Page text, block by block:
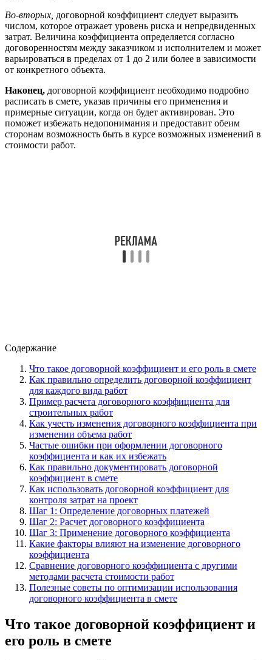
Во-вторых, договорной коэффициент следует выразить
числом, которое отражает уровень риска и непредвиденных
затрат. Величина коэффициента определяется согласно
договоренностям между заказчиком и исполнителем и может
варьироваться в пределах от 1 до 2 или более в зависимости
от конкретного объекта.
Наконец, договорной коэффициент необходимо подробно
расписать в смете, указав причины его применения и
примерные ситуации, когда он будет активирован. Это
поможет избежать недопонимания и предоставит обеим
сторонам возможность быть в курсе возможных изменений в
стоимости работ.
Содержание
Что такое договорной коэффициент и его роль в смете
Как правильно определить договорной коэффициент
для каждого вида работ
Пример расчета договорного коэффициента для
строительных работ
Как учесть изменения договорного коэффициента при
изменении объема работ
Частые ошибки при оформлении договорного
коэффициента и как их избежать
Как правильно документировать договорной
коэффициент в смете
Как использовать договорной коэффициент для
контроля затрат на проект
Шаг 1: Определение договорных платежей
Шаг 2: Расчет договорного коэффициента
Шаг 3: Применение договорного коэффициента
Какие факторы влияют на изменение договорного
коэффициента
Сравнение договорного коэффициента с другими
методами расчета стоимости работ
Полезные советы по оптимизации использования
договорного коэффициента в смете
Что такое договорной коэффициент и
его роль в смете